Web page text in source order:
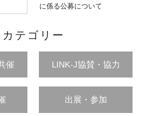
に係る公募について
カテゴリー
催 LINK-J協賛・協力
出展・参加